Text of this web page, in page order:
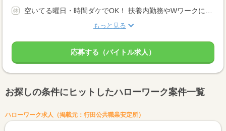
もっと見る
応募する（バイトル求人）
お探しの条件にヒットしたハローワーク案件一覧
ハローワーク求人（掲載元：行田公共職業安定所）